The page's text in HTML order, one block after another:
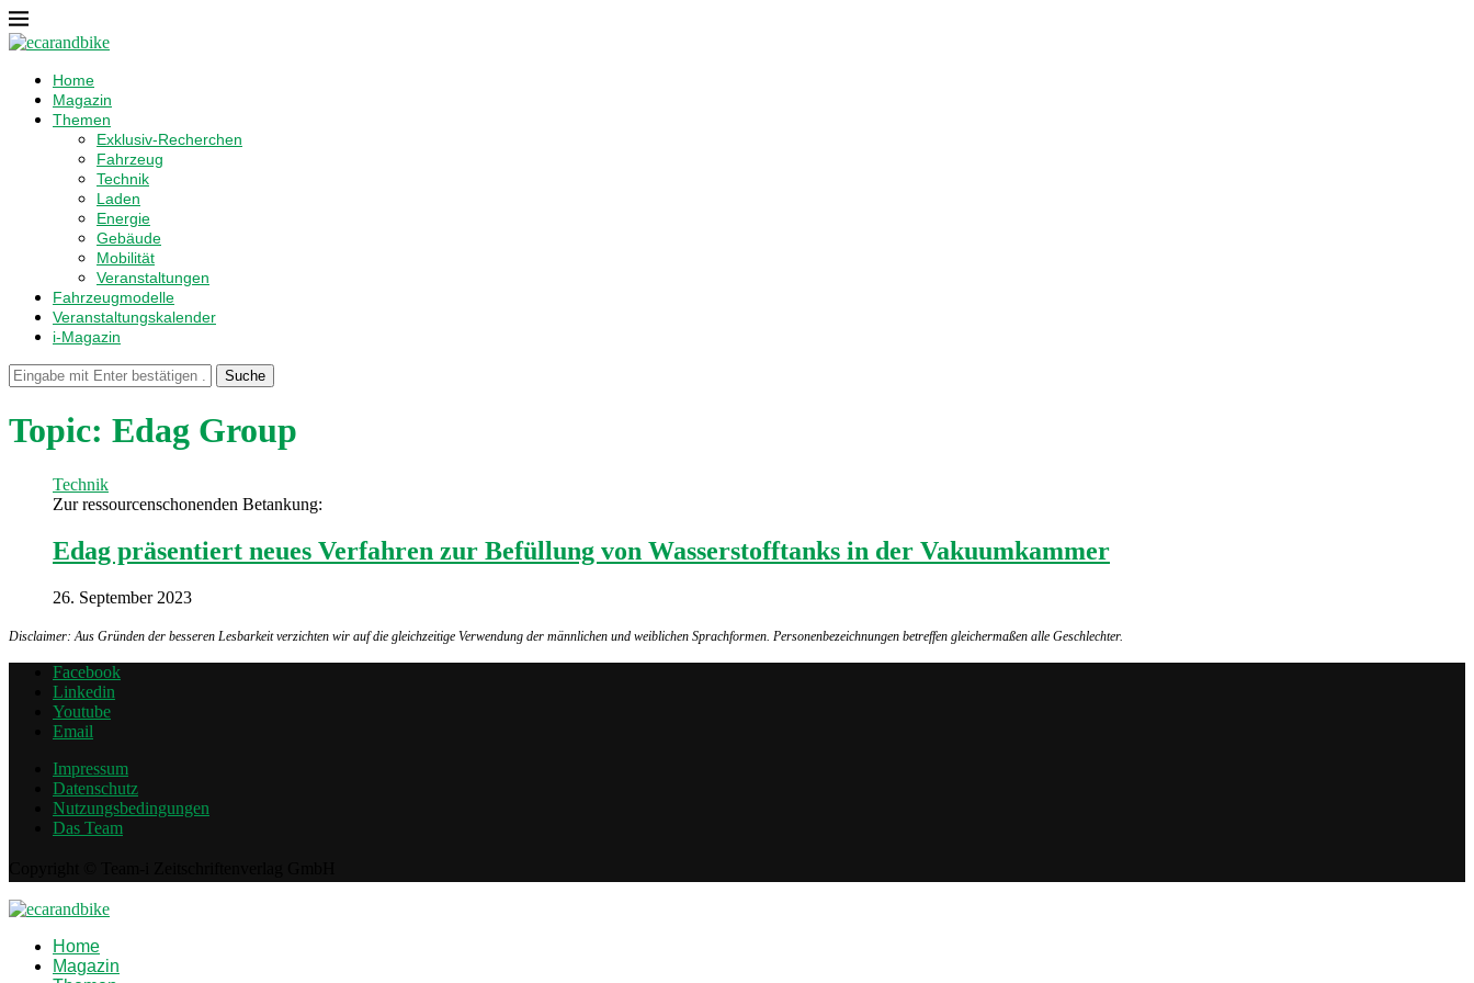
Home
Magazin
Themen
Exklusiv-Recherchen
Fahrzeug
Technik
Laden
Energie
Gebäude
Mobilität
Veranstaltungen
Fahrzeugmodelle
Veranstaltungskalender
i-Magazin
Suche
Topic: Edag Group
Technik
Zur ressourcenschonenden Betankung:
Edag präsentiert neues Verfahren zur Befüllung von Wasserstofftanks in der Vakuumkammer
26. September 2023
Disclaimer: Aus Gründen der besseren Lesbarkeit verzichten wir auf die gleichzeitige Verwendung der männlichen und weiblichen Sprachformen. Personenbezeichnungen betreffen gleichermaßen alle Geschlechter.
Facebook
Linkedin
Youtube
Email
Impressum
Datenschutz
Nutzungsbedingungen
Das Team
Home
Magazin